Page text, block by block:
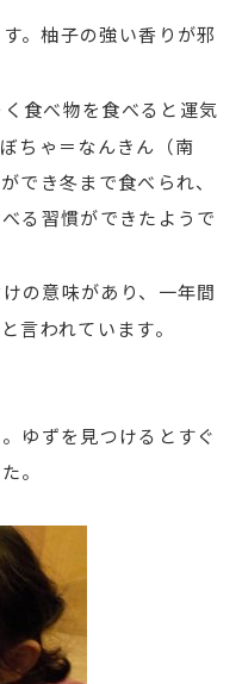
。柚子の強い香りが邪
食べ物を食べると運気
ちゃ＝なんきん（南
でき冬まで食べられ、
る習慣ができたようで
の意味があり、一年間
言われています。
ゆずを見つけるとすぐ
。